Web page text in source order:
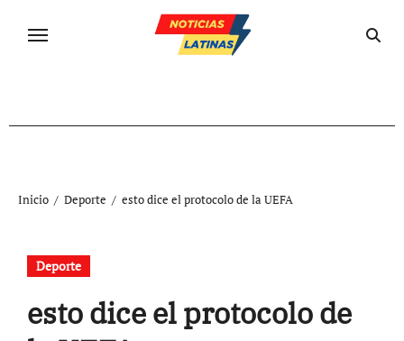
Inicio Deporte esto dice el protocolo de la UEFA
Deporte
esto dice el protocolo de